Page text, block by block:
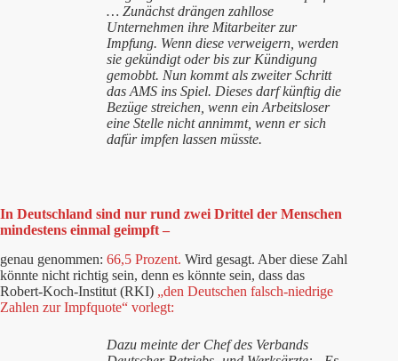
… Zunächst drängen zahllose
Unternehmen ihre Mitarbeiter zur
Impfung. Wenn diese verweigern, werden
sie gekündigt oder bis zur Kündigung
gemobbt. Nun kommt als zweiter Schritt
das AMS ins Spiel. Dieses darf künftig die
Bezüge streichen, wenn ein Arbeitsloser
eine Stelle nicht annimmt, wenn er sich
dafür impfen lassen müsste.
In Deutschland sind nur rund zwei Drittel der Menschen
mindestens einmal geimpft –
genau genommen: 66,5 Prozent. Wird gesagt. Aber diese Zahl
könnte nicht richtig sein, denn es könnte sein, dass das
Robert-Koch-Institut (RKI) „den Deutschen falsch-niedrige
Zahlen zur Impfquote“ vorlegt:
Dazu meinte der Chef des Verbands